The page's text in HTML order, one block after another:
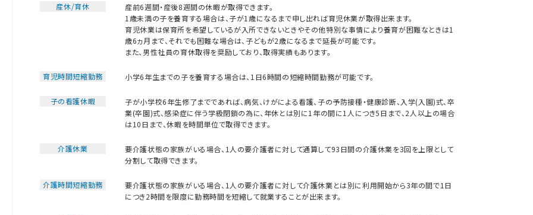
産休/育休
産前6週間・産後8週間の休暇が取得できます。
1歳未満の子を養育する場合は、子が1歳になるまで申し出れば育児休業が取得出来ます。
育児休業は保育所を希望しているが入所できないときやその他特別な事情により養育が困難なときは1
歳6ヵ月まで、それでも困難な場合は、子どもが2歳になるまで延長が可能です。
また、男性社員の育休取得を奨励しており、取得実績もあります。
育児時間短縮勤務 小学6年生までの子を養育する場合は、1日6時間の短縮時間勤務が可能です。
子の看護休暇
子が小学校6年生修了までであれば、病気、けがによる看護、子の予防接種・健康診断、入学(入園)式、卒
業(卒園)式、感染症に伴う学級閉鎖の為に、年休とは別に1年の間に1人につき5日まで、2人以上の場合
は10日まで、休暇を時間単位で取得できます。
介護休業
要介護状態の家族がいる場合、1人の要介護者に対して通算して93日間の介護休業を3回を上限として
分割して取得できます。
介護時間短縮勤務
要介護状態の家族がいる場合、1人の要介護者に対して介護休業とは別に利用開始から3年の間で1日
につき2時間を限度に勤務時間を短縮して就業することが出来ます。